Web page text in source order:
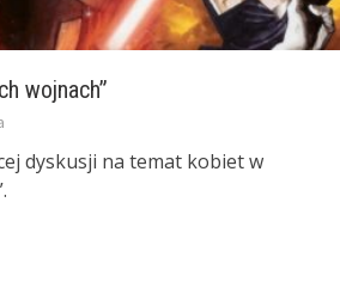
wojnach”
dyskusji na temat kobiet w